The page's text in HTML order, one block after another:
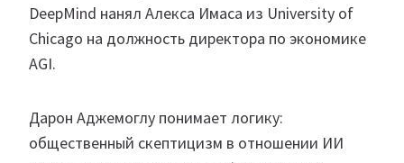
DeepMind нанял Алекса Имаса из University of
Chicago на должность директора по экономике
AGI.
Дарон Аджемоглу понимает логику:
общественный скептицизм в отношении ИИ